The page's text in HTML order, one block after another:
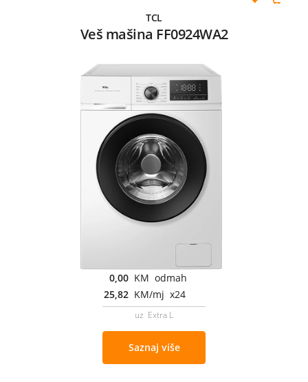
TCL
Veš mašina FF0924WA2
0,00 KM odmah
25,82 KM/mj x24
uz Extra L
Saznaj više